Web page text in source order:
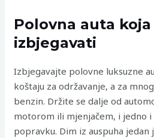
Polovna auta
izbjegavati
Izbjegavajte polovne luksuzne
koštaju za održavanje, a za
benzin. Držite se dalje od
motorom ili mjenjačem, i jedno i
popravku. Dim iz auspuha jedan